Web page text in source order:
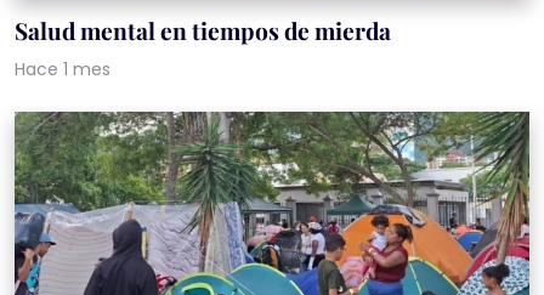
Salud mental en tiempos de mierda
Hace 1 mes